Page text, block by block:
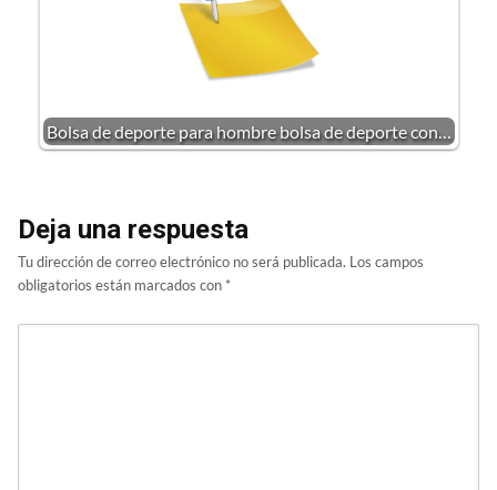
Bolsa de deporte para hombre bolsa de deporte con…
Deja una respuesta
Tu dirección de correo electrónico no será publicada. Los campos
obligatorios están marcados con *